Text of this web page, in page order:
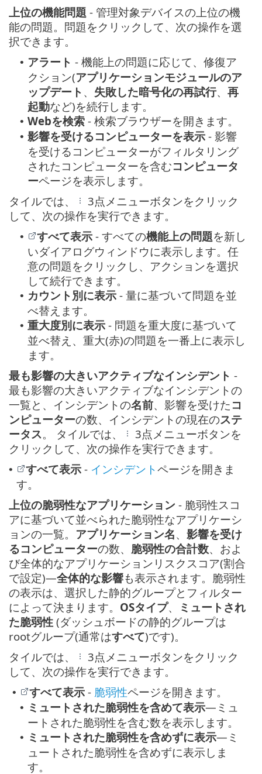
上位の機能問題 - 管理対象デバイスの上位の機
能の問題。問題をクリックして、次の操作を選
択できます。
• アラート - 機能上の問題に応じて、修復ア
クション(アプリケーションモジュールのア
ップデート 、 失敗した暗号化の再試行、 再
起動など)を続行します。
• Webを検索 - 検索ブラウザーを開きます。
• 影響を受けるコンピューターを表示 - 影響
を受けるコンピューターがフィルタリング
されたコンピューターを含むコンピュータ
ーページを表示します。
タイルでは、
3点メニューボタンをクリック
して、次の操作を実行できます。
• すべて表示 - すべての機能上の問題を新し
いダイアログウィンドウに表示します。任
意の問題をクリックし、アクションを選択
して続行できます。
• カウント別に表示 - 量に基づいて問題を並
べ替えます。
• 重大度別に表示 - 問題を重大度に基づいて
並べ替え、重大(赤)の問題を一番上に表示し
ます。
最も影響の大きいアクティブなインシデント -
最も影響の大きいアクティブなインシデントの
一覧と、インシデントの名前、影響を受けたコ
ンピューターの数、インシデントの現在のステ
ータス。 タイルでは、
3点メニューボタンを
クリックして、次の操作を実行できます。
• すべて表示 - インシデントページを開きま
す。
上位の脆弱性なアプリケーション - 脆弱性スコ
アに基づいて並べられた脆弱性なアプリケーシ
ョンの一覧。 アプリケーション名、 影響を受け
るコンピューターの数、 脆弱性の合計数、およ
び全体的なアプリケーションリスクスコア(割合
で設定)—全体的な影響も表示されます。脆弱性
の表示は、選択した静的グループとフィルター
によって決まります。 OSタイプ、
ミュートされ
た脆弱性 (ダッシュボードの静的グループは
rootグループ(通常はすべて)です)。
タイルでは、
3点メニューボタンをクリック
して、次の操作を実行できます。
• すべて表示 - 脆弱性ページを開きます。
• ミュートされた脆弱性を含めて表示—ミュ
ートされた脆弱性を含む数を表示します。
• ミュートされた脆弱性を含めずに表示—ミ
ュートされた脆弱性を含めずに表示しま
す。